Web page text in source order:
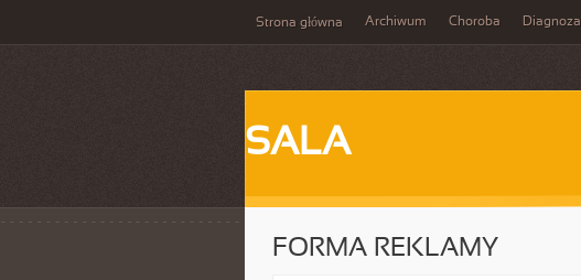
Strona główna Archiwum Choroba Diagnoza
SALA
FORMA REKLAMY